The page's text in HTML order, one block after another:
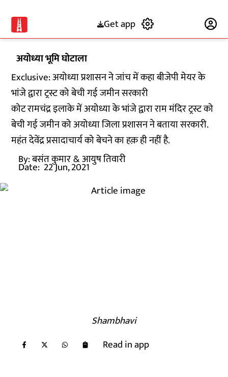
Get app
अयोध्या भूमि घोटाला
Exclusive: अयोध्या प्रशासन ने जांच में कहा बीजेपी मेयर के
भांजे द्वारा ट्रस्ट को बेची गई जमीन सरकारी
कोट रामचंद्र इलाके में अयोध्या के भांजे द्वारा राम मंदिर ट्रस्ट को
बेची गई जमीन को अयोध्या जिला प्रशासन ने बताया सरकारी.
महंत देवेंद्र प्रसादाचार्य को बेचने का हक़ ही नहीं है.
By:बसंत कुमार& आयुष तिवारी
Date: 22 Jun, 2021
Shambhavi
Read in app